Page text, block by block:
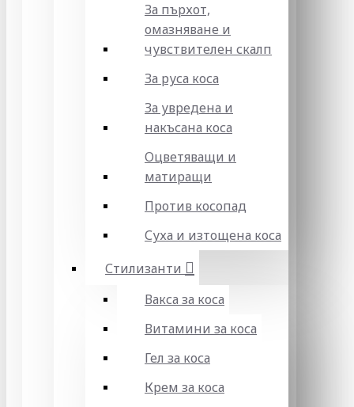
За пърхот,
омазняване и
чувствителен скалп
За руса коса
За увредена и
накъсана коса
Оцветяващи и
матиращи
Против косопад
Суха и изтощена коса
Стилизанти
Вакса за коса
Витамини за коса
Гел за коса
Крем за коса